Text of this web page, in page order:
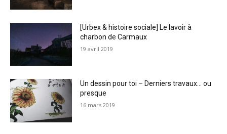
[Urbex & histoire sociale] Le lavoir à
charbon de Carmaux
19 avril 2019
Un dessin pour toi – Derniers travaux… ou
presque
16 mars 2019